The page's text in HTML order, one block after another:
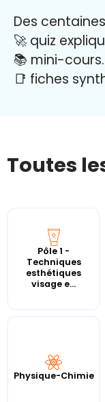
Des
🚀 quiz
📚 mini-cours.
📑 fiches
Toutes
Pôle 1 -
Techniques
esthétiques
visage e...
Physique-Chimie